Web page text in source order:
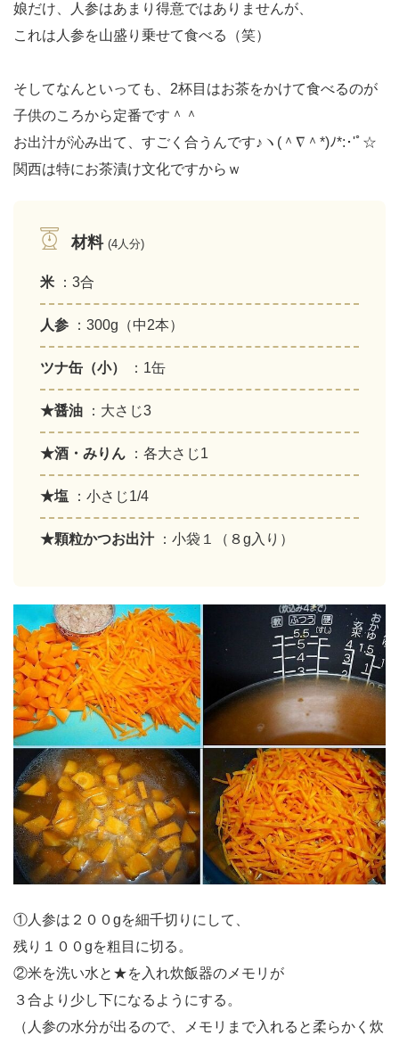
娘だけ、人参はあまり得意ではありませんが、
これは人参を山盛り乗せて食べる（笑）
そしてなんといっても、2杯目はお茶をかけて食べるのが
子供のころから定番です＾＾
お出汁が沁み出て、すごく合うんです♪ヽ(＾∇＾*)ﾉ*:･'ﾟ☆
関西は特にお茶漬け文化ですからｗ
材料 (4人分)
米 ：3合
人参 ：300g（中2本）
ツナ缶（小） ：1缶
★醤油 ：大さじ3
★酒・みりん ：各大さじ1
★塩 ：小さじ1/4
★顆粒かつお出汁 ：小袋１（８g入り）
①人参は２００gを細千切りにして、
残り１００gを粗目に切る。
②米を洗い水と★を入れ炊飯器のメモリが
３合より少し下になるようにする。
（人参の水分が出るので、メモリまで入れると柔らかく炊